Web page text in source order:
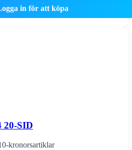
in för att köpa
SID
kronorsartiklar